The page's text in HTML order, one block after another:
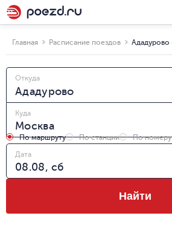
Главная Расписание поездов Ададурово
Откуда
Куда
По маршруту По станции
По номеру
Дата
Найти